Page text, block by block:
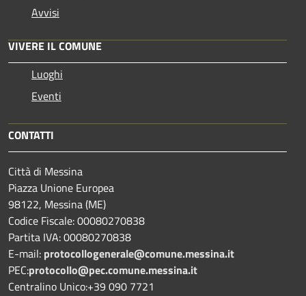
Avvisi
VIVERE IL COMUNE
Luoghi
Eventi
CONTATTI
Città di Messina
Piazza Unione Europea
98122, Messina (ME)
Codice Fiscale: 00080270838
Partita IVA: 00080270838
E-mail: protocollogenerale@comune.messina.it
PEC:protocollo@pec.comune.messina.it
Centralino Unico:+39 090 7721